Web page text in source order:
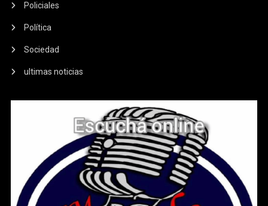
Policiales
Política
Sociedad
ultimas noticias